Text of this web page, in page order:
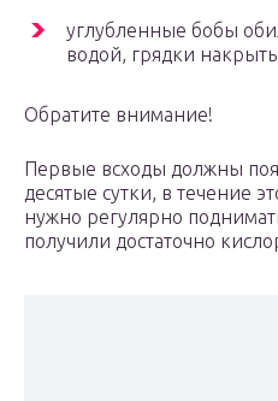
углубленные бобы
водой, грядки
Обратите внимание!
Первые всходы должны
десятые сутки, в течение
нужно регулярно
получили достаточно